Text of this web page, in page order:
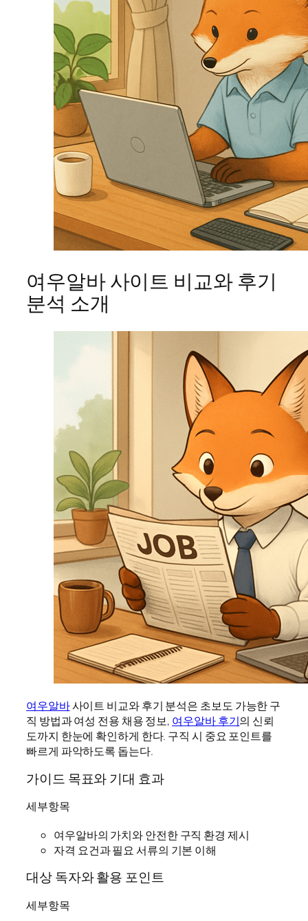
여우알바 사이트 비교와 후기
분석 소개
여우알바사이트 비교와 후기 분석은 초보도 가능한 구
직 방법과 여성 전용 채용 정보, 여우알바 후기의 신뢰
도까지 한눈에 확인하게 한다. 구직 시 중요 포인트를
빠르게 파악하도록 돕는다.
가이드 목표와 기대 효과
세부항목
여우알바의 가치와 안전한 구직 환경 제시
자격 요건과 필요 서류의 기본 이해
대상 독자와 활용 포인트
세부항목